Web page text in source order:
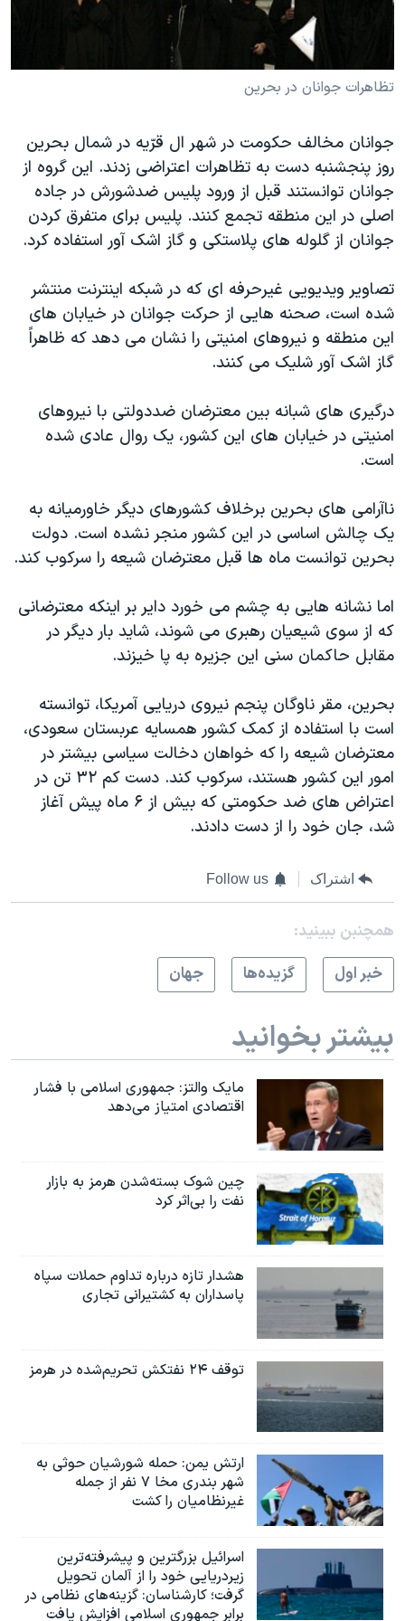
فرهنگ و زندگی
حقوق شهروندی
اقتصادی
اسرائیل در جنگ
گالری عکس
آرشیو پخش زنده
انتخابات ریاست جمهوری آمریکا ۲۰۲۴
حمله جمهوری اسلامی به اسرائیل
ورزش زنان در ایران
اعتراضات زن، زندگی، آزادی
مجموعه مستندهای دادخواهی
تریبونال مردمی آبان ۹۸
چهل سال گروگان‌گیری
قانون شفافیت دارائی کادر رهبری ایران
اعتراضات مردمی آبان ۹۸
اسرائیل در جنگ
نرگس محمدی برنده جایزه نوبل صلح
صفحه‌های ویژه
سفر پرزیدنت ترامپ به چین
زبانهای مختلف
تظاهرات جوانان در بحرين
جوانان مخالف حکومت در شهر ال قرّيه در شمال بحرين
روز پنجشنبه دست به تظاهرات اعتراضی زدند. اين گروه از
جوانان توانستند قبل از ورود پليس ضدشورش در جاده
اصلی در اين منطقه تجمع کنند. پليس برای متفرق کردن
جوانان از گلوله های پلاستکی و گاز اشک آور استفاده کرد.
تصاوير ويديويی غيرحرفه ای که در شبکه اينترنت منتشر
شده است، صحنه هايی از حرکت جوانان در خيابان های
اين منطقه و نيروهای امنيتی را نشان می دهد که ظاهراً
گاز اشک آور شليک می کنند.
درگيری های شبانه بين معترضان ضددولتی با نيروهای
امنيتی در خيابان های اين کشور، يک روال عادی شده
است.
ناآرامی های بحرين برخلاف کشورهای ديگر خاورميانه به
يک چالش اساسی در اين کشور منجر نشده است. دولت
بحرين توانست ماه ها قبل معترضان شيعه را سرکوب کند.
اما نشانه هايی به چشم می خورد داير بر اينکه معترضانی
که از سوی شيعيان رهبری می شوند، شايد بار ديگر در
مقابل حاکمان سنی اين جزيره به پا خيزند.
بحرين، مقر ناوگان پنجم نيروی دريايی آمريکا، توانسته
است با استفاده از کمک کشور همسايه عربستان سعودی،
معترضان شيعه را که خواهان دخالت سياسی بيشتر در
امور اين کشور هستند، سرکوب کند. دست کم ۳۲ تن در
اعتراض های ضد حکومتی که بيش از ۶ ماه پيش آغاز
شد، جان خود را از دست دادند.
اشتراک Follow us
همچنبن ببینید:
خبر اول
گزيده‌ها جهان
بیشتر بخوانید
مایک والتز: جمهوری اسلامی با فشار
اقتصادی امتیاز می‌دهد
چین شوک بسته‌شدن هرمز به بازار
نفت را بی‌اثر کرد
هشدار تازه درباره تداوم حملات سپاه
پاسداران به کشتیرانی تجاری
توقف ۲۴ نفتکش تحریم‌شده در هرمز
ارتش یمن: حمله شورشیان حوثی به
شهر بندری مخا ۷ نفر از جمله
غیرنظامیان را کشت
اسرائيل بزرگترین و پیشرفته‌ترین
زیردریایی خود را از آلمان تحویل
گرفت؛ کارشناسان: گزینه‌های نظامی در
برابر جمهوری اسلامی افزایش یافت